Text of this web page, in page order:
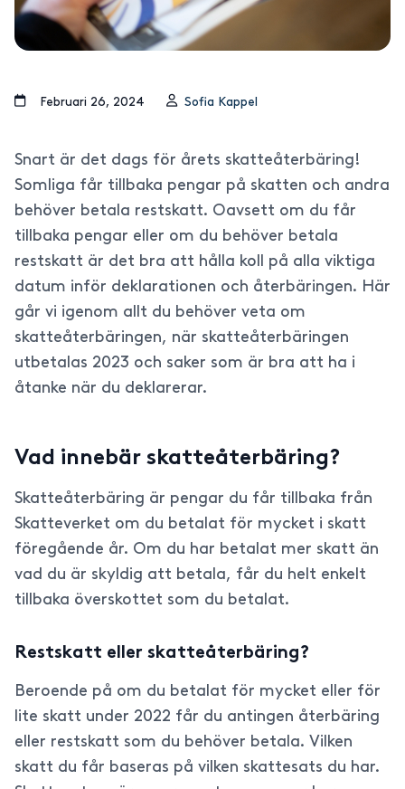
februari 26, 2024 Sofia Kappel
Snart är det dags för årets skatteåterbäring!
Somliga får tillbaka pengar på skatten och andra
behöver betala restskatt. Oavsett om du får
tillbaka pengar eller om du behöver betala
restskatt är det bra att hålla koll på alla viktiga
datum inför deklarationen och återbäringen. Här
går vi igenom allt du behöver veta om
skatteåterbäringen, när skatteåterbäringen
utbetalas 2023 och saker som är bra att ha i
åtanke när du deklarerar.
Vad innebär skatteåterbäring?
Skatteåterbäring är pengar du får tillbaka från
Skatteverket om du betalat för mycket i skatt
föregående år. Om du har betalat mer skatt än
vad du är skyldig att betala, får du helt enkelt
tillbaka överskottet som du betalat.
Restskatt eller skatteåterbäring?
Beroende på om du betalat för mycket eller för
lite skatt under 2022 får du antingen återbäring
eller restskatt som du behöver betala. Vilken
skatt du får baseras på vilken skattesats du har.